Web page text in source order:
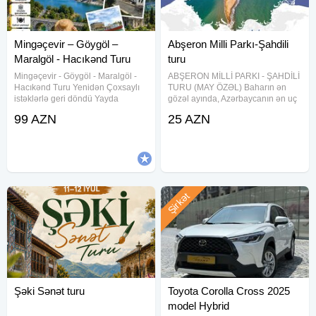
Mingəçevir – Göygöl –
Maralgöl - Hacıkənd Turu
Mingəçevir - Göygöl - Maralgöl -
Hacıkənd Turu Yenidən Çoxsaylı
istəklərlə geri döndü Yayda
nə deyirsiniz? Sadəcə 99 AZN - 2
99 AZN
Abşeron Milli Parkı-Şahdili
turu
ABŞERON MİLLİ PARKI - ŞAHDİLİ
TURU (MAY ÖZƏL) Baharın ən
gözəl ayında, Azərbaycanın ən uç
Xəritəmizin *"Qartal dimdiyi"* də
25 AZN
Şəki Sənət turu
Toyota Corolla Cross 2025
model Hybrid
Şirkət